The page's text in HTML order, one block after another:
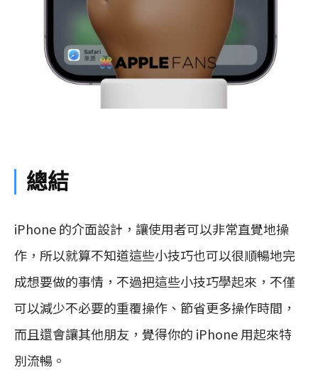
總結
iPhone 的介面設計，讓使用者可以非常直覺地操
作，所以就算不知道這些小技巧也可以很順暢地完
成想要做的事情，不過把這些小技巧學起來，不僅
可以減少不必要的重覆操作、節省更多操作時間，
而且還會讓其他朋友，覺得你的 iPhone 用起來特
別流暢。